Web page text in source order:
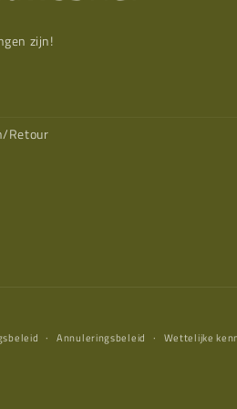
zijn!
Retour
Annuleringsbeleid Wettelijke